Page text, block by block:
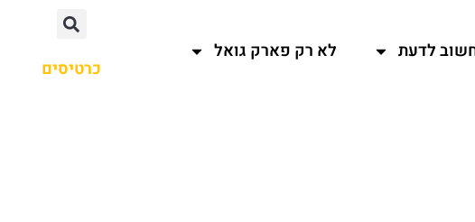
לדעת לא רק פארק גואל
כרטיסים